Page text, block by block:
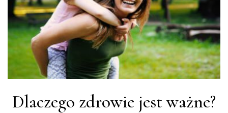
Dlaczego zdrowie jest ważne?